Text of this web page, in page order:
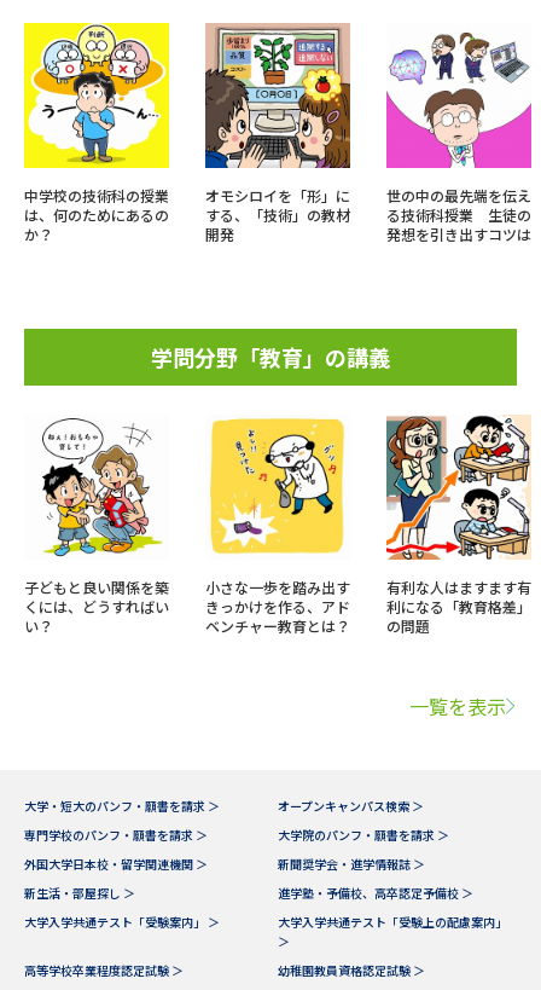
中学校の技術科の授業
は、何のためにあるの
か？
オモシロイを「形」に
する、「技術」の教材
開発
世の中の最先端を伝え
る技術科授業 生徒の
発想を引き出すコツは
学問分野「教育」の講義
子どもと良い関係を築
くには、どうすればい
い？
小さな一歩を踏み出す
きっかけを作る、アド
ベンチャー教育とは？
有利な人はますます有
利になる「教育格差」
の問題
一覧を表示
大学・短大のパンフ・願書を請求 ＞
オープンキャンパス検索 ＞
専門学校のパンフ・願書を請求 ＞
大学院のパンフ・願書を請求 ＞
外国大学日本校・留学関連機関 ＞
新聞奨学会・進学情報誌 ＞
新生活・部屋探し ＞
進学塾・予備校、高卒認定予備校 ＞
大学入学共通テスト「受験案内」 ＞
大学入学共通テスト「受験上の配慮案内」
＞
高等学校卒業程度認定試験 ＞
幼稚園教員資格認定試験 ＞